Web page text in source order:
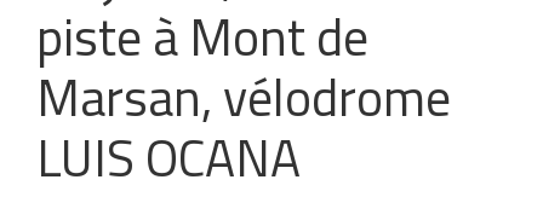
piste à Mont de
Marsan, vélodrome
LUIS OCANA